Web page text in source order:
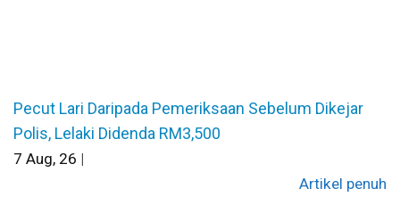
Pecut Lari Daripada Pemeriksaan Sebelum Dikejar
Polis, Lelaki Didenda RM3,500
7 Aug, 26 |
Artikel penuh